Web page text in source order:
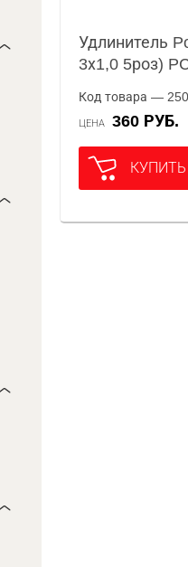
Удлинитель
3х1,0 5роз)
Код товара —
ЦЕНА 360 РУБ.
КУПИТЬ